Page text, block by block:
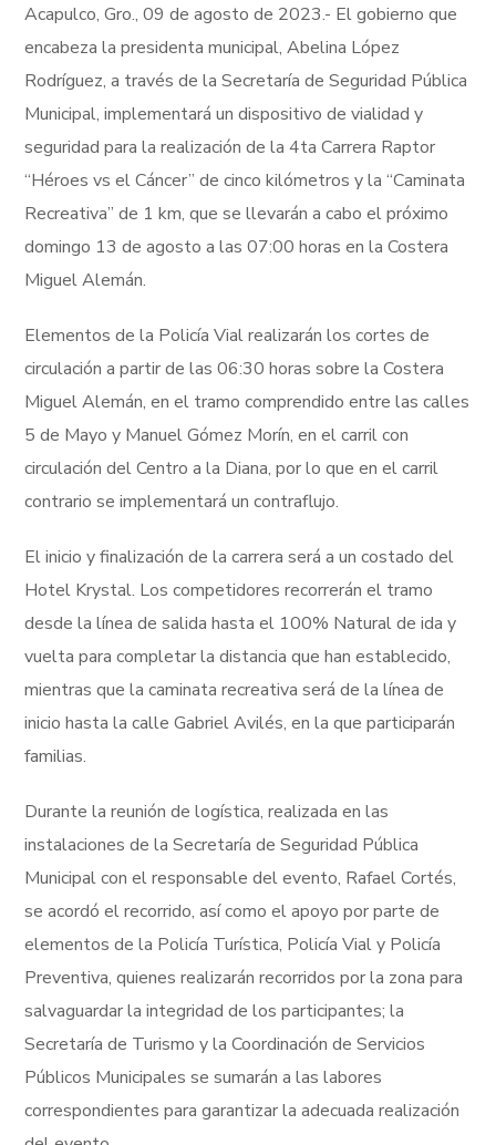
Acapulco, Gro., 09 de agosto de 2023.- El gobierno que
encabeza la presidenta municipal, Abelina López
Rodríguez, a través de la Secretaría de Seguridad Pública
Municipal, implementará un dispositivo de vialidad y
seguridad para la realización de la 4ta Carrera Raptor
“Héroes vs el Cáncer” de cinco kilómetros y la “Caminata
Recreativa” de 1 km, que se llevarán a cabo el próximo
domingo 13 de agosto a las 07:00 horas en la Costera
Miguel Alemán.
Elementos de la Policía Vial realizarán los cortes de
circulación a partir de las 06:30 horas sobre la Costera
Miguel Alemán, en el tramo comprendido entre las calles
5 de Mayo y Manuel Gómez Morín, en el carril con
circulación del Centro a la Diana, por lo que en el carril
contrario se implementará un contraflujo.
El inicio y finalización de la carrera será a un costado del
Hotel Krystal. Los competidores recorrerán el tramo
desde la línea de salida hasta el 100% Natural de ida y
vuelta para completar la distancia que han establecido,
mientras que la caminata recreativa será de la línea de
inicio hasta la calle Gabriel Avilés, en la que participarán
familias.
Durante la reunión de logística, realizada en las
instalaciones de la Secretaría de Seguridad Pública
Municipal con el responsable del evento, Rafael Cortés,
se acordó el recorrido, así como el apoyo por parte de
elementos de la Policía Turística, Policía Vial y Policía
Preventiva, quienes realizarán recorridos por la zona para
salvaguardar la integridad de los participantes; la
Secretaría de Turismo y la Coordinación de Servicios
Públicos Municipales se sumarán a las labores
correspondientes para garantizar la adecuada realización